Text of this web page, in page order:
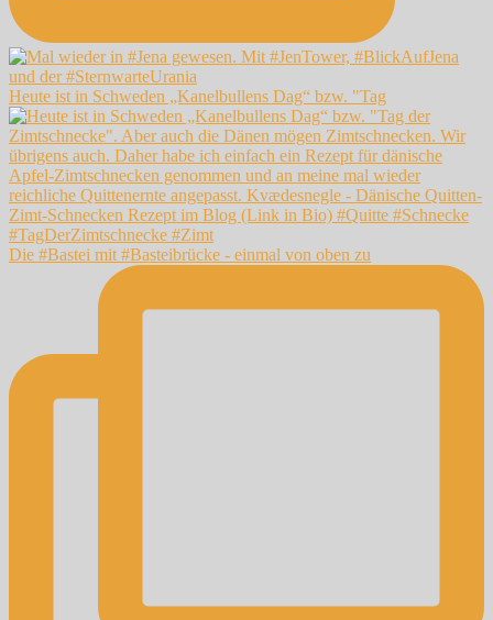
Heute ist in Schweden „Kanelbullens Dag“ bzw. "Tag
Die #Bastei mit #Basteibrücke - einmal von oben zu